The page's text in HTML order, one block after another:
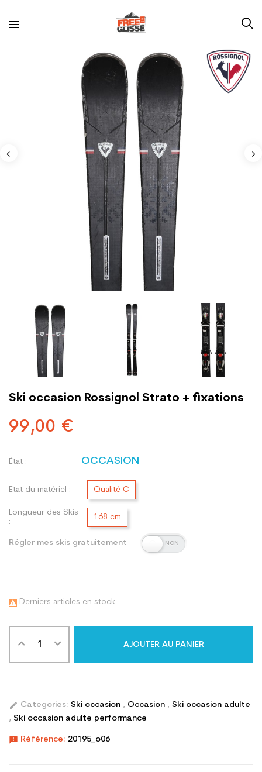
Ski occasion Rossignol Strato + fixations
99,00 €
État : OCCASION
Etat du matériel : Qualité C
Longueur des Skis
:
168 cm
Régler mes skis gratuitement
 Derniers articles en stock
AJOUTER AU PANIER
edit Categories: Ski occasion , Occasion , Ski occasion adulte
, Ski occasion adulte performance
announcement Référence: 20195_o06